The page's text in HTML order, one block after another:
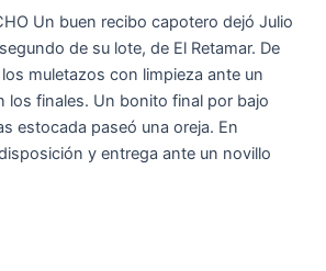
Un buen recibo capotero dejó Julio
de su lote, de El Retamar. De
muletazos con limpieza ante un
los finales. Un bonito final por bajo
estocada paseó una oreja. En
y entrega ante un novillo